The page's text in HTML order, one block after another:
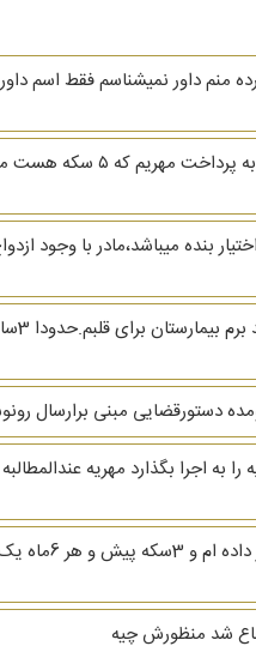
منم داور نمیشناسم فقط اسم
با سلام دادگاه من برای گرفتن
بنده میباشد،مادر با وجود
مبنی برارسال
سوالم اینه که اگر کل مهریه را به اجرا